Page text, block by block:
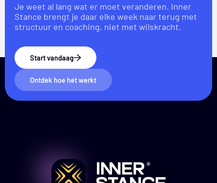
Je weet al lang wat er moet veranderen. Inner
Stance brengt je daar elke week naar terug met
structuur en coaching, niet met wilskracht.
Start vandaag
Ontdek hoe het werkt